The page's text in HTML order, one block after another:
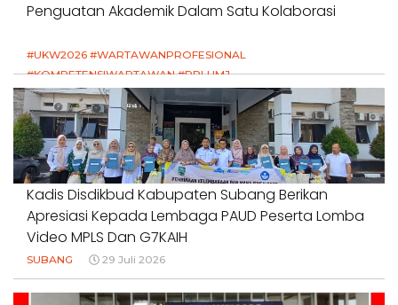
Penguatan Akademik Dalam Satu Kolaborasi
#UKW2026 #WARTAWANPROFESIONAL
#KOMPETENSIWARTAWAN #RPLUMJ
#PENDIDIKANWARTAWAN #SWINASIONAL #SWIJABAR
1 Agustus 2026
Kadis Disdikbud Kabupaten Subang Berikan
Apresiasi Kepada Lembaga PAUD Peserta Lomba
Video MPLS Dan G7KAIH
SUBANG 29 Juli 2026